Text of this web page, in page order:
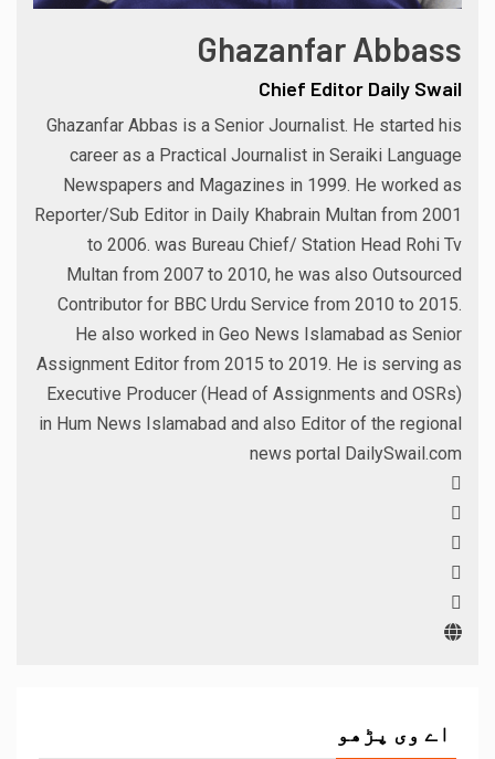
Ghazanfar Abbass
Chief Editor Daily Swail
Ghazanfar Abbas is a Senior Journalist. He started his
career as a Practical Journalist in Seraiki Language
Newspapers and Magazines in 1999. He worked as
Reporter/Sub Editor in Daily Khabrain Multan from 2001
to 2006. was Bureau Chief/ Station Head Rohi Tv
Multan from 2007 to 2010, he was also Outsourced
Contributor for BBC Urdu Service from 2010 to 2015.
He also worked in Geo News Islamabad as Senior
Assignment Editor from 2015 to 2019. He is serving as
Executive Producer (Head of Assignments and OSRs)
in Hum News Islamabad and also Editor of the regional
news portal DailySwail.com
اے وی پڑھو